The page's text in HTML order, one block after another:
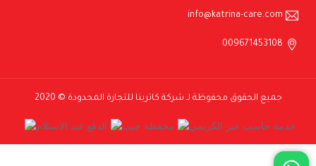
info@katrina-care.com
009671453108
جميع الحقوق محفوظة لـ شركة كاترينا للتجارة المحدودة © 2020